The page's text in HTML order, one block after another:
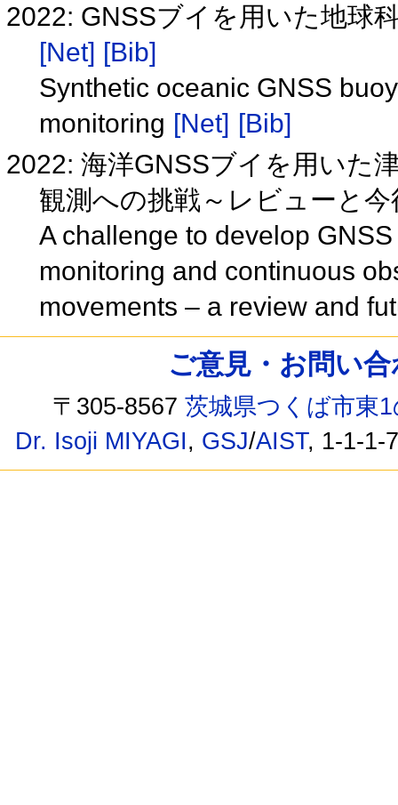
2022: GNSSブイを用いた地球
[Net] [Bib]
Synthetic oceanic GNSS
monitoring [Net] [Bib]
2022: 海洋GNSSブイを用いた
観測への挑戦～レビューと
A challenge to develop
monitoring and continuous
movements – a review and
ご意見・お問い
〒305-8567茨城県つくば市東
Dr. Isoji MIYAGI, GSJ/AIST, 1-1-1-